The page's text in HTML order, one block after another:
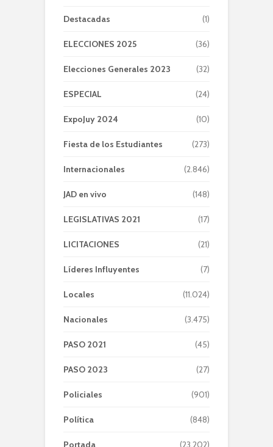
Destacadas (1)
ELECCIONES 2025 (36)
Elecciones Generales 2023 (32)
ESPECIAL (24)
ExpoJuy 2024 (10)
Fiesta de los Estudiantes (273)
Internacionales (2.846)
JAD en vivo (148)
LEGISLATIVAS 2021 (17)
LICITACIONES (21)
Líderes Influyentes (7)
Locales (11.024)
Nacionales (3.475)
PASO 2021 (45)
PASO 2023 (27)
Policiales (901)
Política (848)
Portada (23.202)